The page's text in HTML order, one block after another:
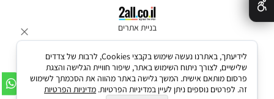
בניית אתרים
לידיעתך, באתרנו נעשה שימוש בקבצי Cookies, לרבות של צדדים
שלישיים, לצורך ניתוח השימוש באתר, שיפור חוויית הגלישה והצגת
פרסום מותאם אישית. המשך גלישה באתר מהווה את הסכמתך לשימוש
זה. לפרטים נוספים ניתן לעיין במדיניות הפרטיות. מדיניות הפרטיות